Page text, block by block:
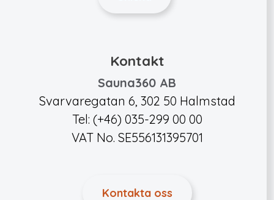
Kontakt
Sauna360 AB
Svarvaregatan 6, 302 50 Halmstad
Tel: (+46) 035-299 00 00
VAT No. SE556131395701
Kontakta oss